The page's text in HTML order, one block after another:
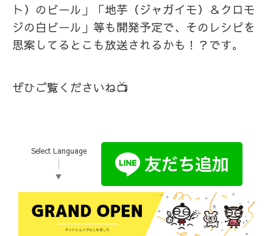
ト）のビール」「地芋（ジャガイモ）＆クロモ
ジの白ビール」等も開発予定で、そのレシピを
思案してるとこも放送されるかも！？です。
ぜひご覧くださいね📺️
Select Language
▼